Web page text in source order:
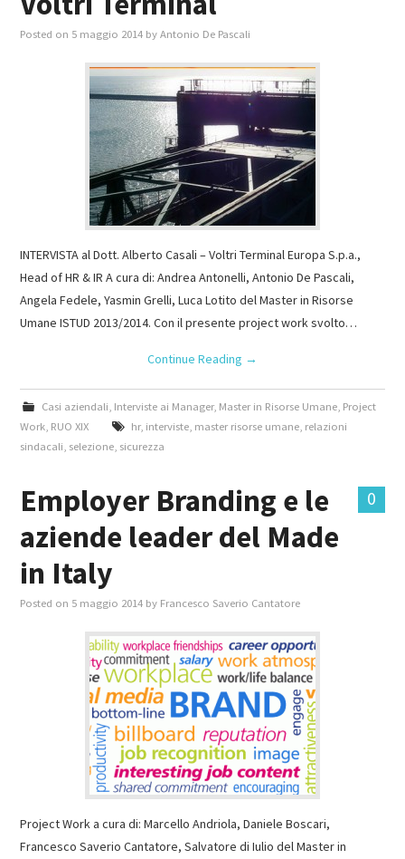
Posted on 5 maggio 2014 byAntonio De Pascali
INTERVISTA al Dott. Alberto Casali – Voltri Terminal Europa S.p.a.,
Head of HR & IR A cura di: Andrea Antonelli, Antonio De Pascali,
Angela Fedele, Yasmin Grelli, Luca Lotito del Master in Risorse
Umane ISTUD 2013/2014. Con il presente project work svolto…
Continue Reading →
Casi aziendali Interviste ai Manager, Master in Risorse Umane, Project
Work RUO XIX hr, interviste, master risorse umane, relazioni
sindacali selezione sicurezza
0
Employer Branding e le
aziende leader del Made
in Italy
Posted on 5 maggio 2014 by Francesco Saverio Cantatore
Project Work a cura di: Marcello Andriola, Daniele Boscari,
Francesco Saverio Cantatore, Salvatore di Iulio del Master in